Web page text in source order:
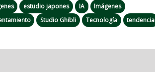
estudio japones IA
Imágenes
Studio Ghibli Tecnología
tendencia